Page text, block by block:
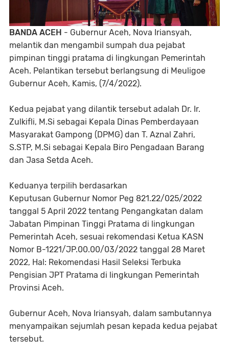
BANDA ACEH - Gubernur Aceh, Nova Iriansyah,
melantik dan mengambil sumpah dua pejabat
pimpinan tinggi pratama di lingkungan Pemerintah
Aceh. Pelantikan tersebut berlangsung di Meuligoe
Gubernur Aceh, Kamis, (7/4/2022).
Kedua pejabat yang dilantik tersebut adalah Dr. Ir.
Zulkifli, M.Si sebagai Kepala Dinas Pemberdayaan
Masyarakat Gampong (DPMG) dan T. Aznal Zahri,
S.STP, M.Si sebagai Kepala Biro Pengadaan Barang
dan Jasa Setda Aceh.
Keduanya terpilih berdasarkan
Keputusan Gubernur Nomor Peg 821.22/025/2022
tanggal 5 April 2022 tentang Pengangkatan dalam
Jabatan Pimpinan Tinggi Pratama di lingkungan
Pemerintah Aceh, sesuai rekomendasi Ketua KASN
Nomor B-1221/JP.00.00/03/2022 tanggal 28 Maret
2022, Hal: Rekomendasi Hasil Seleksi Terbuka
Pengisian JPT Pratama di lingkungan Pemerintah
Provinsi Aceh.
Gubernur Aceh, Nova Iriansyah, dalam sambutannya
menyampaikan sejumlah pesan kepada kedua pejabat
tersebut.